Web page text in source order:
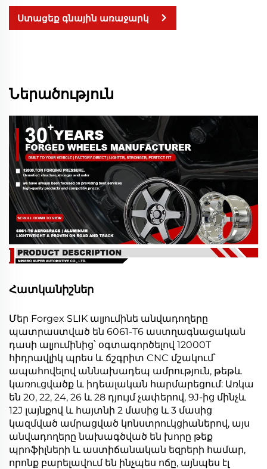
Ստացեք գնային առաջարկ
Ներածություն
Հատկանիշներ
Մեր Forgex SLIK ալյումինե անվադողերը
պատրաստված են 6061-T6 աստղագնացական
դասի ալյումինից՝ օգտագործելով 12000T
հիդրավլիկ պրես և ճշգրիտ CNC մշակում՝
ապահովելով աննախադեպ ամրություն, թեթև
կառուցվածք և իդեալական հարմարեցում: Առկա
են 20, 22, 24, 26 և 28 դյույմ չափերով, 9J-ից մինչև
12J լայնքով և հայտնի 2 մասից և 3 մասից
կազմված ամրացված կոնստրուկցիաներով, այս
անվադողերը նախագծված են խորը թեք
պրոֆիլների և աստիճանական եզրերի համար,
որոնք բարելավում են ինչպես ոճը, այնպես էլ